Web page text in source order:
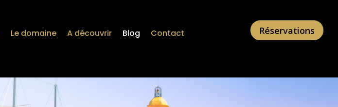
Le domaine A découvrir Blog Contact Réservations